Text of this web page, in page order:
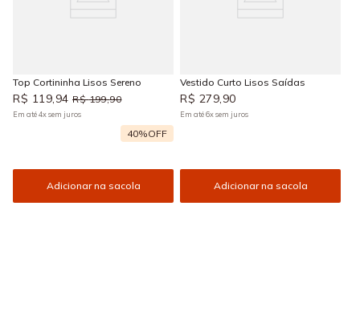
Top Cortininha Lisos Sereno
R$ 119,94 R$ 199,90
Em até4xsem juros
40%OFF
Adicionar na sacola
Vestido Curto Lisos Saídas
R$ 279,90
Em até6xsem juros
Adicionar na sacola